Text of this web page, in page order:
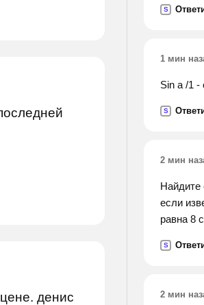
денис
S
1 мин
Sin a /1 -
S
2 мин
Найдите
если
равна 8
S
2 мин